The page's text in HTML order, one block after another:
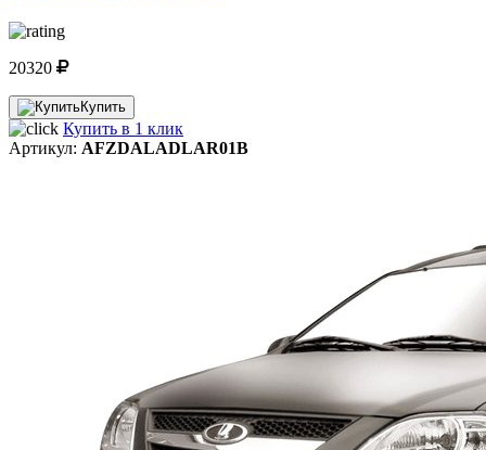
20320
Купить
Купить в 1 клик
Артикул: AFZDALADLAR01B